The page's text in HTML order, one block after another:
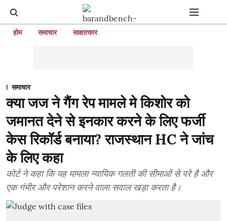
होम समाचार साक्षात्कार
समाचार
क्या जज ने गैंग रेप मामले मे किशोर को
जमानत देने से इनकार करने के लिए फर्जी
केस रिकॉर्ड बनाया? राजस्थान HC ने जांच
के लिए कहा
कोर्ट ने कहा कि यह मामला न्यायिक गलती की सीमाओं से परे है और
एक गंभीर और परेशान करने वाला सवाल खड़ा करता है।